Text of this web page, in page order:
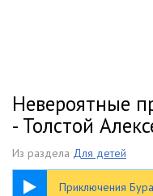
Невероятные
- Толстой
Из раздела Для детей
Приключения
18:09